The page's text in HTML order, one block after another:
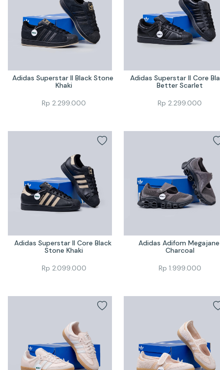
Adidas Superstar II Black Stone
Khaki
Rp 2.299.000
Adidas Superstar II Core
Better Scarlet
Rp 2.299.000
Adidas Superstar II Core Black
Stone Khaki
Rp 2.099.000
Adidas Adifom Megajane
Charcoal
Rp 1.999.000